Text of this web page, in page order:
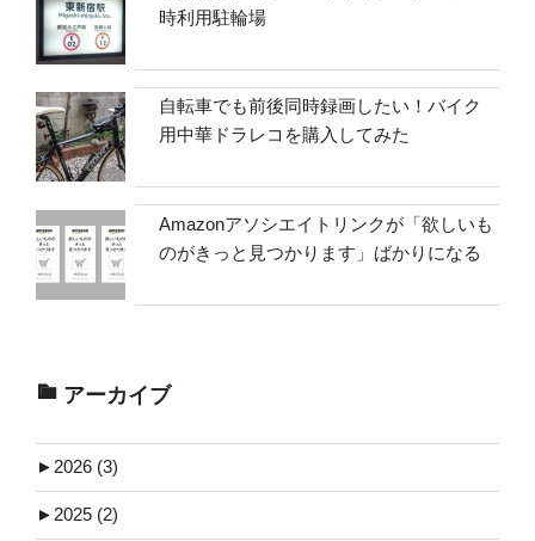
時利用駐輪場
自転車でも前後同時録画したい！バイク
用中華ドラレコを購入してみた
Amazonアソシエイトリンクが「欲しいも
のがきっと見つかります」ばかりになる
アーカイブ
► 2026 (3)
► 2025 (2)